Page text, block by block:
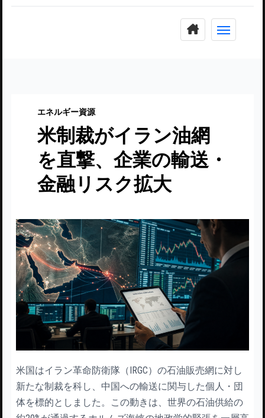
エネルギー資源
米制裁がイラン油網
を直撃、企業の輸送・
金融リスク拡大
米国はイラン革命防衛隊（IRGC）の石油販売網に対し
新たな制裁を科し、中国への輸送に関与した個人・団
体を標的としました。この動きは、世界の石油供給の